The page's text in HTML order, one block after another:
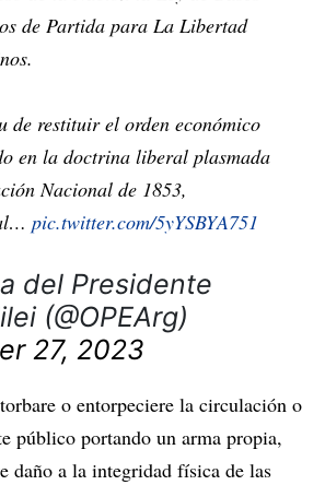
de Partida para La Libertad
de restituir el orden económico
en la doctrina liberal plasmada
Nacional de 1853,
pic.twitter.com/5yYSBYA751
del Presidente
(@OPEArg)
27, 2023
o entorpeciere la circulación o
público portando un arma propia,
daño a la integridad física de las